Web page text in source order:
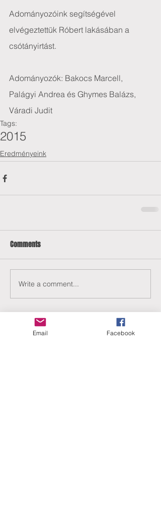
Adományozóink segítségével
elvégeztettük Róbert lakásában a
csótányirtást.
Adományozók: Bakocs Marcell,
Palágyi Andrea és Ghymes Balázs,
Váradi Judit
Tags:
2015
Eredményeink
Comments
Write a comment...
Email Facebook